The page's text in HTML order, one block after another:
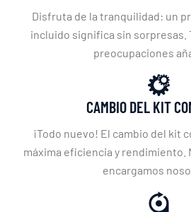
Disfruta de la tranquilidad: un
incluido significa sin sorpresas.
preocupaciones
CAMBIO DEL KIT
¡Todo nuevo! El cambio del kit
máxima eficiencia y rendimiento.
encargamos